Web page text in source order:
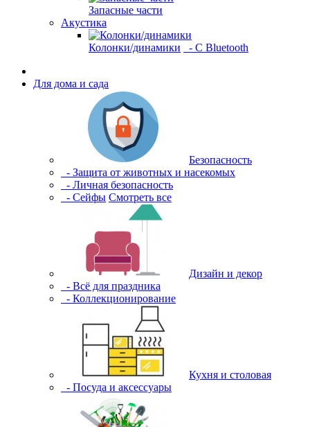
Запасные части
Акустика
Колонки/динамики - С Bluetooth
Для дома и сада
Безопасность
- Защита от животных и насекомых
- Личная безопасность
- Сейфы Смотреть все
Дизайн и декор
- Всё для праздника
- Коллекционирование
Кухня и столовая
- Посуда и аксессуары